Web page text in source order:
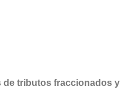
tributos fraccionados y